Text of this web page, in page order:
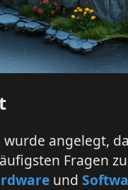
wurde angelegt,
Fragen
und